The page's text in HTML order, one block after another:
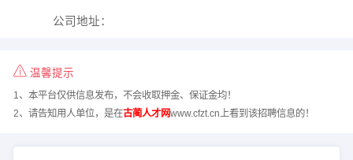
公司地址：
温馨提示
1、本平台仅供信息发布，不会收取押金、保证金均！
2、请告知用人单位，是在古蔺人才网www.cfzt.cn上看到该招聘信息的！